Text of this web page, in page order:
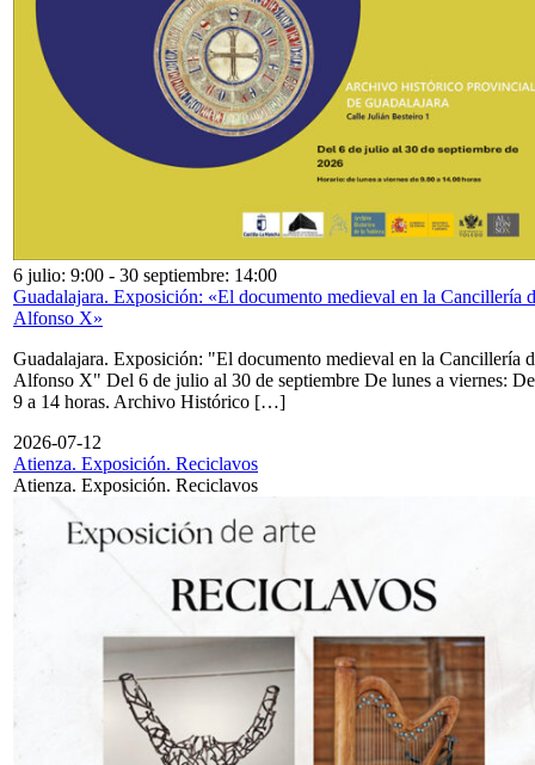
6 julio: 9:00 - 30 septiembre: 14:00
Guadalajara. Exposición: «El documento medieval en la Cancillería
Alfonso X»
Guadalajara. Exposición: "El documento medieval en la Cancillería
Alfonso X" Del 6 de julio al 30 de septiembre De lunes a viernes: De
9 a 14 horas. Archivo Histórico […]
2026-07-12
Atienza. Exposición. Reciclavos
Atienza. Exposición. Reciclavos